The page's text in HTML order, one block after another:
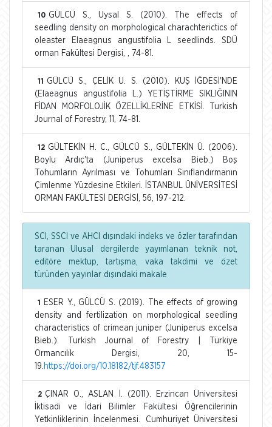
10 GÜLCÜ S., Uysal S. (2010). The effects of
seedling density on morphological charachterictics of
oleaster Elaeagnus angustifolia L seedlinds. SDÜ
orman Fakültesi Dergisi, , 74-81.
11
GÜLCÜ S., ÇELİK U. S. (2010). KUŞ İĞDESİ'NDE
(Elaeagnus angustifolia L.) YETİŞTİRME SIKLIĞININ
FİDAN MORFOLOJİK ÖZELLİKLERİNE ETKİSİ. Turkish
Journal of Forestry, 11, 74-81.
12 GÜLTEKİN H. C., GÜLCÜ S., GÜLTEKİN Ü. (2006).
Boylu Ardıç'ta (Juniperus excelsa Bieb.) Boş
Tohumların Ayrılması ve Tohumları Sınıflandırmanın
Çimlenme Yüzdesine Etkileri. İSTANBUL ÜNİVERSİTESİ
ORMAN FAKÜLTESİ DERGİSİ, 56, 197-212.
SCI, SSCI ve AHCI dışındaki indeks ve özler tarafından
taranan Ulusal dergilerde yayımlanan teknik not,
editöre mektup, tartışma, vaka takdimi ve özet
türünden yayınlar dışındaki makale
1
ESER Y., GÜLCÜ S. (2019). The effects of growing
density and fertilization on morphological seedling
characteristics of crimean juniper (Juniperus excelsa
Bieb.). Turkish Journal of Forestry | Türkiye
Ormancılık Dergisi, 20, 15-
19. https://doi.org/10.18182/tjf.483157
2 ÇINAR O., ASLAN İ. (2011). Erzincan Üniversitesi
İktisadi ve İdari Bilimler Fakültesi Öğrencilerinin
Yetkinliklerinin İncelenmesi. Cumhuriyet Üniversitesi